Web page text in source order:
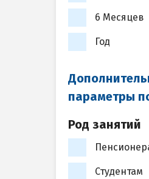
6 Месяцев
Год
параметры
Род занятий
Студентам